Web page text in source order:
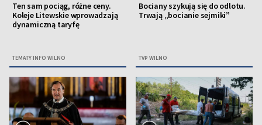
Ten sam pociąg, różne ceny.
Koleje Litewskie wprowadzają
dynamiczną taryfę
TEMATY INFO WILNO
Bociany szykują się do odlotu.
Trwają „bocianie sejmiki”
TVP WILNO